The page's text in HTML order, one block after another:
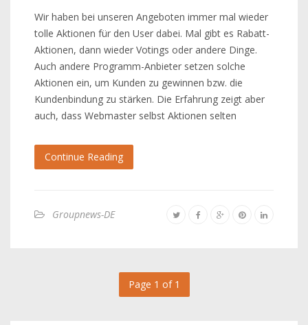
Wir haben bei unseren Angeboten immer mal wieder
tolle Aktionen für den User dabei. Mal gibt es Rabatt-
Aktionen, dann wieder Votings oder andere Dinge.
Auch andere Programm-Anbieter setzen solche
Aktionen ein, um Kunden zu gewinnen bzw. die
Kundenbindung zu stärken. Die Erfahrung zeigt aber
auch, dass Webmaster selbst Aktionen selten
Continue Reading
Groupnews-DE
Page 1 of 1